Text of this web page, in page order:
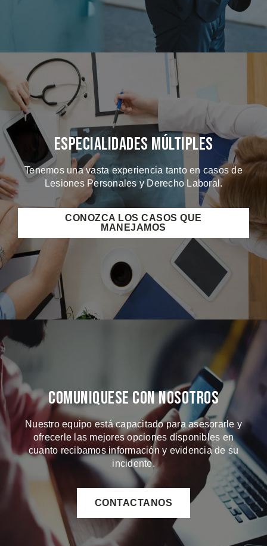
Especialidades Múltiples
Tenemos una vasta experiencia tanto en casos de
Lesiones Personales y Derecho Laboral.
CONOZCA LOS CASOS QUE
MANEJAMOS
Comuniquese Con Nosotros
Nuestro equipo está capacitado para asesorarle y
ofrecerle las mejores opciones disponibles en
cuanto recibamos información y evidencia de su
incidente.
CONTACTANOS